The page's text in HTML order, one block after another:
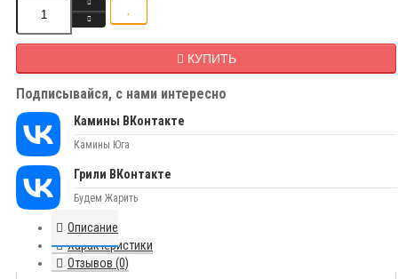
КУПИТЬ
Подписывайся, с нами интересно
Камины ВКонтакте
Камины Юга
Грили ВКонтакте
Будем Жарить
Описание
Характеристики
Отзывов (0)